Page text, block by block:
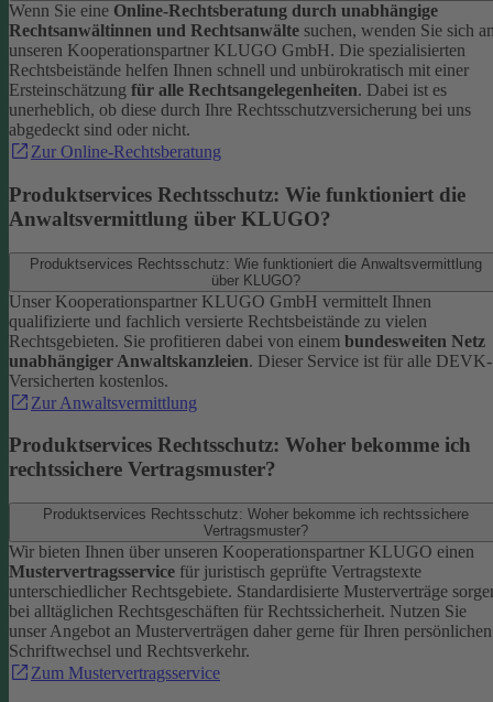
Wenn Sie eine Online-Rechtsberatung durch unabhängige
Rechtsanwältinnen und Rechtsanwälte suchen, wenden Sie sich
unseren Kooperationspartner KLUGO GmbH. Die spezialisierten
Rechtsbeistände helfen Ihnen schnell und unbürokratisch mit einer
Ersteinschätzung für alle Rechtsangelegenheiten. Dabei ist es
unerheblich, ob diese durch Ihre Rechtsschutzversicherung bei uns
abgedeckt sind oder nicht.
Zur Online-Rechtsberatung
Produktservices Rechtsschutz: Wie funktioniert die
Anwaltsvermittlung über KLUGO?
Produktservices Rechtsschutz: Wie funktioniert die Anwaltsvermittlung
über KLUGO?
Unser Kooperationspartner KLUGO GmbH vermittelt Ihnen
qualifizierte und fachlich versierte Rechtsbeistände zu vielen
Rechtsgebieten. Sie profitieren dabei von einem bundesweiten Netz
unabhängiger Anwaltskanzleien. Dieser Service ist für alle DEVK-
Versicherten kostenlos.
Zur Anwaltsvermittlung
Produktservices Rechtsschutz: Woher bekomme ich
rechtssichere Vertragsmuster?
Produktservices Rechtsschutz: Woher bekomme ich rechtssichere
Vertragsmuster?
Wir bieten Ihnen über unseren Kooperationspartner KLUGO einen
Mustervertragsservice für juristisch geprüfte Vertragstexte
unterschiedlicher Rechtsgebiete. Standardisierte Musterverträge
bei alltäglichen Rechtsgeschäften für Rechtssicherheit. Nutzen Sie
unser Angebot an Musterverträgen daher gerne für Ihren persönlichen
Schriftwechsel und Rechtsverkehr.
Zum Mustervertragsservice